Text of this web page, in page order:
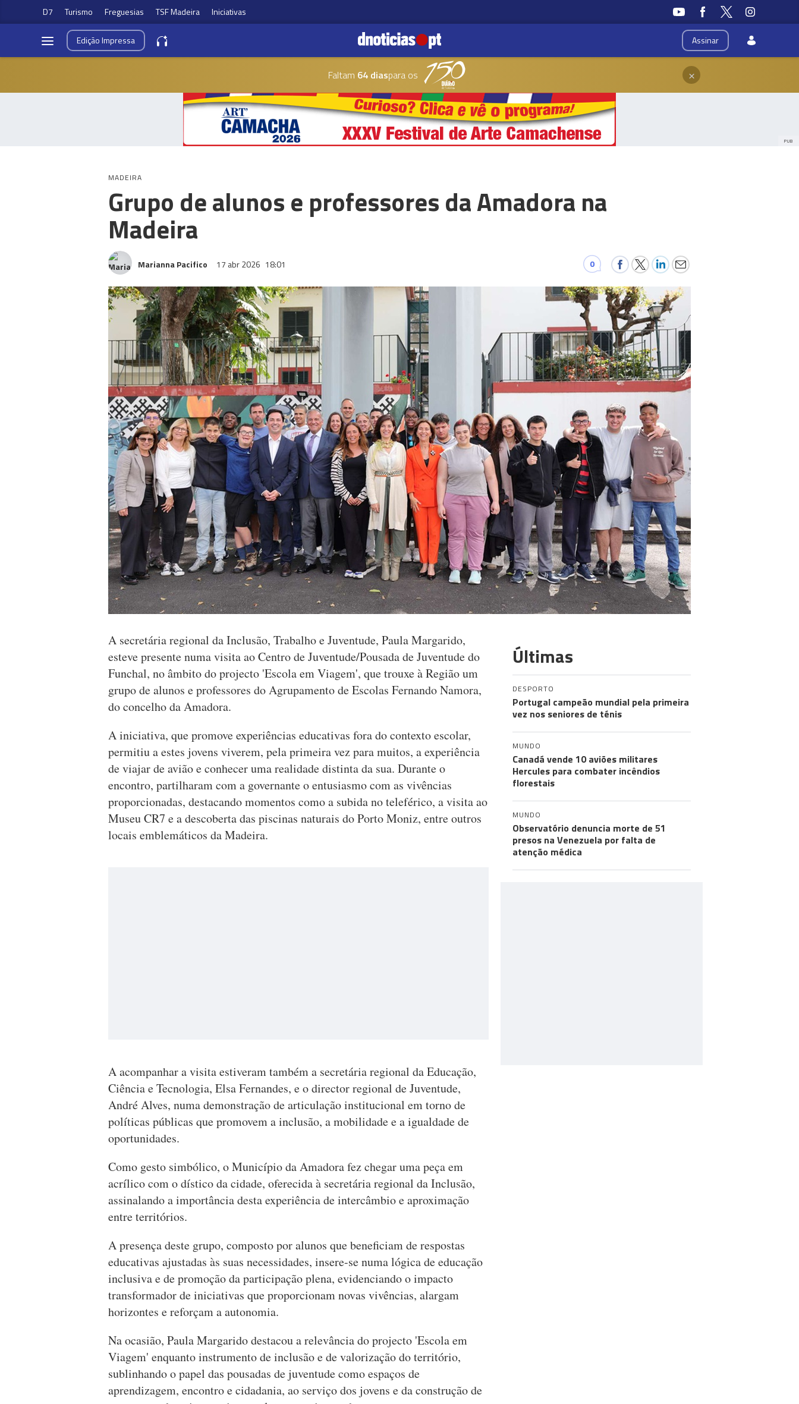
D7 Turismo Freguesias TSF Madeira Iniciativas
Assinar
EdiçãoImpressa
Faltam 64 diaspara os ×
PUB
MADEIRA
Grupo de alunos e professores da Amadora na
Madeira
Marianna Pacifico 17 abr 2026 18:01 0
A secretária regional da Inclusão, Trabalho e Juventude, Paula Margarido,
esteve presente numa visita ao Centro de Juventude/Pousada de Juventude do
Funchal, no âmbito do projecto 'Escola em Viagem', que trouxe à Região um
grupo de alunos e professores do Agrupamento de Escolas Fernando Namora,
do concelho da Amadora.
A iniciativa, que promove experiências educativas fora do contexto escolar,
permitiu a estes jovens viverem, pela primeira vez para muitos, a experiência
de viajar de avião e conhecer uma realidade distinta da sua. Durante o
encontro, partilharam com a governante o entusiasmo com as vivências
proporcionadas, destacando momentos como a subida no teleférico, a visita ao
Museu CR7 e a descoberta das piscinas naturais do Porto Moniz, entre outros
locais emblemáticos da Madeira.
A acompanhar a visita estiveram também a secretária regional da Educação,
Ciência e Tecnologia, Elsa Fernandes, e o director regional de Juventude,
André Alves, numa demonstração de articulação institucional em torno de
políticas públicas que promovem a inclusão, a mobilidade e a igualdade de
oportunidades.
Como gesto simbólico, o Município da Amadora fez chegar uma peça em
acrílico com o dístico da cidade, oferecida à secretária regional da Inclusão,
assinalando a importância desta experiência de intercâmbio e aproximação
entre territórios.
A presença deste grupo, composto por alunos que beneficiam de respostas
educativas ajustadas às suas necessidades, insere-se numa lógica de educação
inclusiva e de promoção da participação plena, evidenciando o impacto
transformador de iniciativas que proporcionam novas vivências, alargam
horizontes e reforçam a autonomia.
Na ocasião, Paula Margarido destacou a relevância do projecto 'Escola em
Viagem' enquanto instrumento de inclusão e de valorização do território,
sublinhando o papel das pousadas de juventude como espaços de
aprendizagem, encontro e cidadania, ao serviço dos jovens e da construção de
Últimas
DESPORTO
Portugal campeão mundial pela primeira
vez nos seniores de ténis
MUNDO
Canadá vende 10 aviões militares
Hercules para combater incêndios
florestais
MUNDO
Observatório denuncia morte de 51
presos na Venezuela por falta de
atenção médica